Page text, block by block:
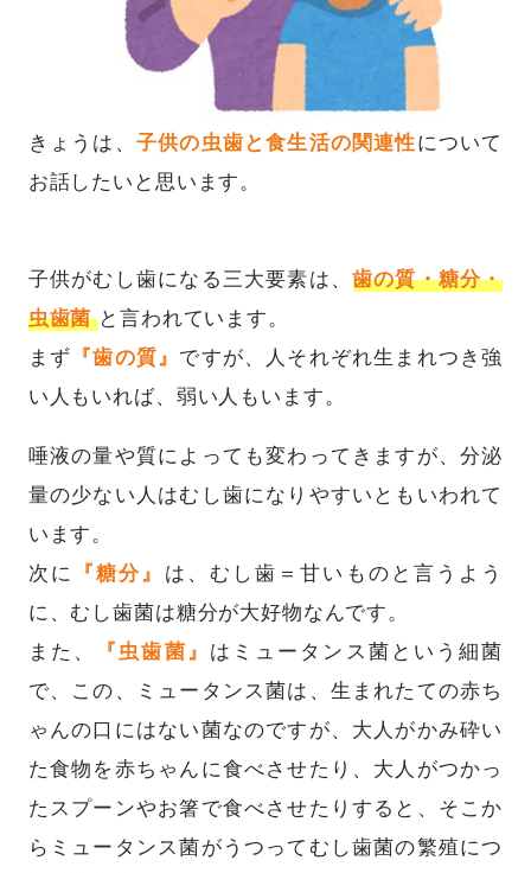
きょうは、 子供の虫歯と食生活の関連性について
お話したいと思います。
子供がむし歯になる三大要素は、歯の質・糖分・
虫歯菌と言われています。
まず
『歯の質』 ですが、人それぞれ生まれつき強
い人もいれば、弱い人もいます。
唾液の量や質によっても変わってきますが、分泌
量の少ない人はむし歯になりやすいともいわれて
います。
次に
『糖分』 は、むし歯＝甘いものと言うよう
に、むし歯菌は糖分が大好物なんです。
また、
『虫歯菌』 はミュータンス菌という細菌
で、この、ミュータンス菌は、生まれたての赤ち
ゃんの口にはない菌なのですが、大人がかみ砕い
た食物を赤ちゃんに食べさせたり、大人がつかっ
たスプーンやお箸で食べさせたりすると、そこか
らミュータンス菌がうつってむし歯菌の繁殖につ